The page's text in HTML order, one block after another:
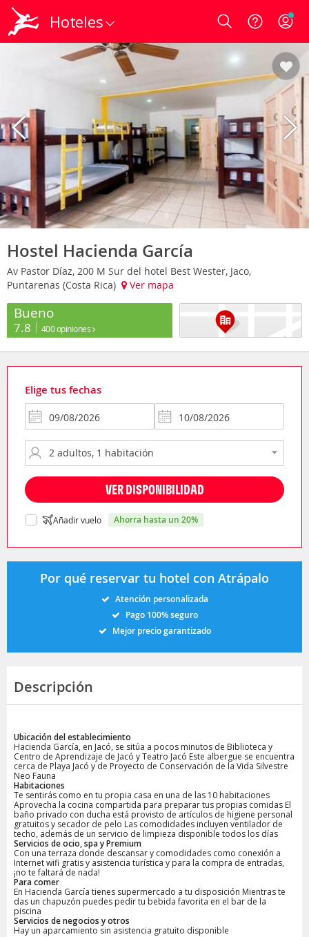
Hoteles Login
Hostel Hacienda García
Av Pastor Díaz, 200 M Sur del hotel Best Wester, Jaco,
Puntarenas (Costa Rica)
Ver mapa
Bueno
7.8 400 opiniones
Elige tus fechas
VER DISPONIBILIDAD
Añadir vuelo ahorra hasta un 20%
Por qué reservar tu hotel con Atrápalo
Atención personalizada
Pago 100% seguro
Mejor precio garantizado
Descripción
Ubicación del establecimiento
Hacienda García, en Jacó, se sitúa a pocos minutos de Biblioteca y
Centro de Aprendizaje de Jacó y Teatro Jacó Este albergue se encuentra
cerca de Playa Jacó y de Proyecto de Conservación de la Vida Silvestre
Neo Fauna
Habitaciones
Te sentirás como en tu propia casa en una de las 10 habitaciones
Aprovecha la cocina compartida para preparar tus propias comidas El
baño privado con ducha está provisto de artículos de higiene personal
gratuitos y secador de pelo Las comodidades incluyen ventilador de
techo, además de un servicio de limpieza disponible todos los días
Servicios de ocio, spa y Premium
Con una terraza donde descansar y comodidades como conexión a
Internet wifi gratis y asistencia turística y para la compra de entradas,
¡no te faltará de nada!
Para comer
En Hacienda García tienes supermercado a tu disposición Mientras te
das un chapuzón puedes pedir tu bebida favorita en el bar de la
piscina
Servicios de negocios y otros
Hay un aparcamiento sin asistencia gratuito disponible